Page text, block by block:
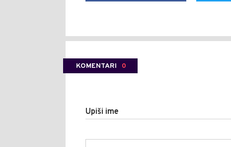
KOMENTARI 0
Upiši ime